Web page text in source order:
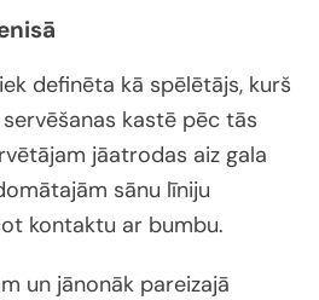
definēta kā spēlētājs, kurš
kastē pēc tās
jāatrodas aiz gala
sānu līniju
kontaktu ar bumbu.
un jānonāk pareizajā